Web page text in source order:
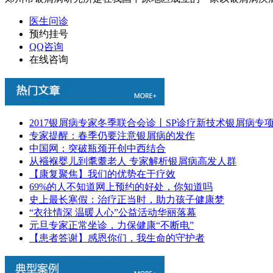
医生问诊
预约挂号
QQ咨询
在线咨询
2017银屑病专家冬季联合会诊丨SP诊疗新技术银屑病专
专家提醒：春季仍要注意银屑病的发作
中国网：突破瓶颈开创中西结合
从襁褓婴儿到耄耋老人 专家解析银屑病高发人群
【康复聚焦】我们的优势在于疗效
69%的人不知道网上预约的好处，你知道吗
史上最长寒假：治疗正当时，助力孩子健康梦
“衣往情深 温暖人心”公益活动华丽落幕
元旦专家正常坐诊，力保健康“不断电”
【患者答谢】感恩你们，我生命的守护者